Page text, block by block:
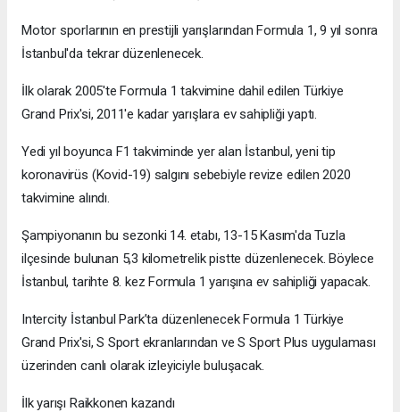
Motor sporlarının en prestijli yarışlarından Formula 1, 9 yıl sonra
İstanbul'da tekrar düzenlenecek.
İlk olarak 2005'te Formula 1 takvimine dahil edilen Türkiye
Grand Prix'si, 2011'e kadar yarışlara ev sahipliği yaptı.
Yedi yıl boyunca F1 takviminde yer alan İstanbul, yeni tip
koronavirüs (Kovid-19) salgını sebebiyle revize edilen 2020
takvimine alındı.
Şampiyonanın bu sezonki 14. etabı, 13-15 Kasım'da Tuzla
ilçesinde bulunan 5,3 kilometrelik pistte düzenlenecek. Böylece
İstanbul, tarihte 8. kez Formula 1 yarışına ev sahipliği yapacak.
Intercity İstanbul Park’ta düzenlenecek Formula 1 Türkiye
Grand Prix'si, S Sport ekranlarından ve S Sport Plus uygulaması
üzerinden canlı olarak izleyiciyle buluşacak.
İlk yarışı Raikkonen kazandı